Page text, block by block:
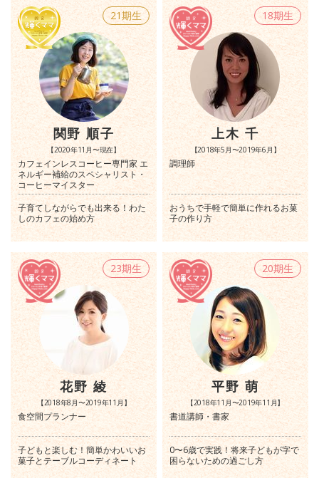
21期生
関野 順子
【2020年11月〜現在】
カフェインレスコーヒー専門家 エ
ネルギー補給のスペシャリスト・
コーヒーマイスター
子育てしながらでも出来る！わた
しのカフェの始め方
18期生
上木 千
【2018年5月〜2019年6月】
調理師
おうちで手軽で簡単に作れるお菓
子の作り方
23期生
花野 綾
【2018年8月〜2019年11月】
食空間プランナー
子どもと楽しむ！簡単かわいいお
菓子とテーブルコーディネート
20期生
平野 萌
【2018年11月〜2019年11月】
書道講師・書家
0〜6歳で実践！将来子どもが字で
困らないための過ごし方